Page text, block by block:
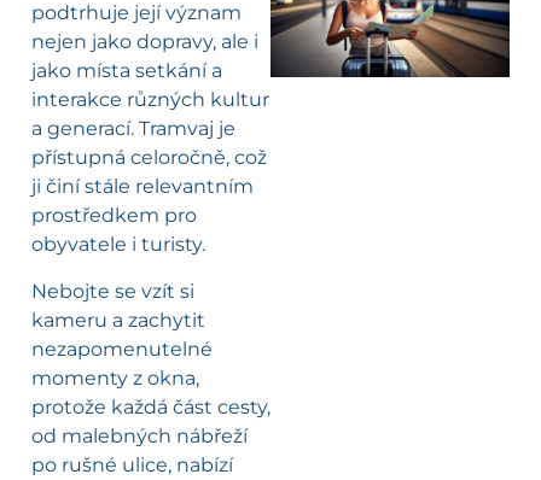
podtrhuje její význam
nejen jako dopravy, ale i
jako místa setkání a
interakce různých kultur
a generací. Tramvaj je
přístupná celoročně, což
ji činí stále relevantním
prostředkem pro
obyvatele i turisty.
Nebojte se vzít si
kameru a zachytit
nezapomenutelné
momenty z okna,
protože každá část cesty,
od malebných nábřeží
po rušné ulice, nabízí